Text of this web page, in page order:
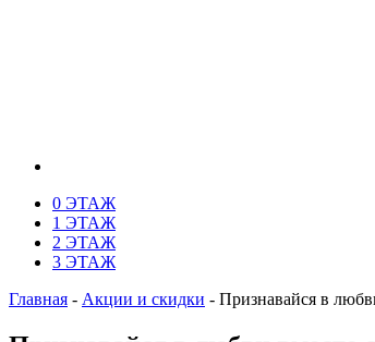
0 ЭТАЖ
1 ЭТАЖ
2 ЭТАЖ
3 ЭТАЖ
Главная - Акции и скидки - Признавайся в